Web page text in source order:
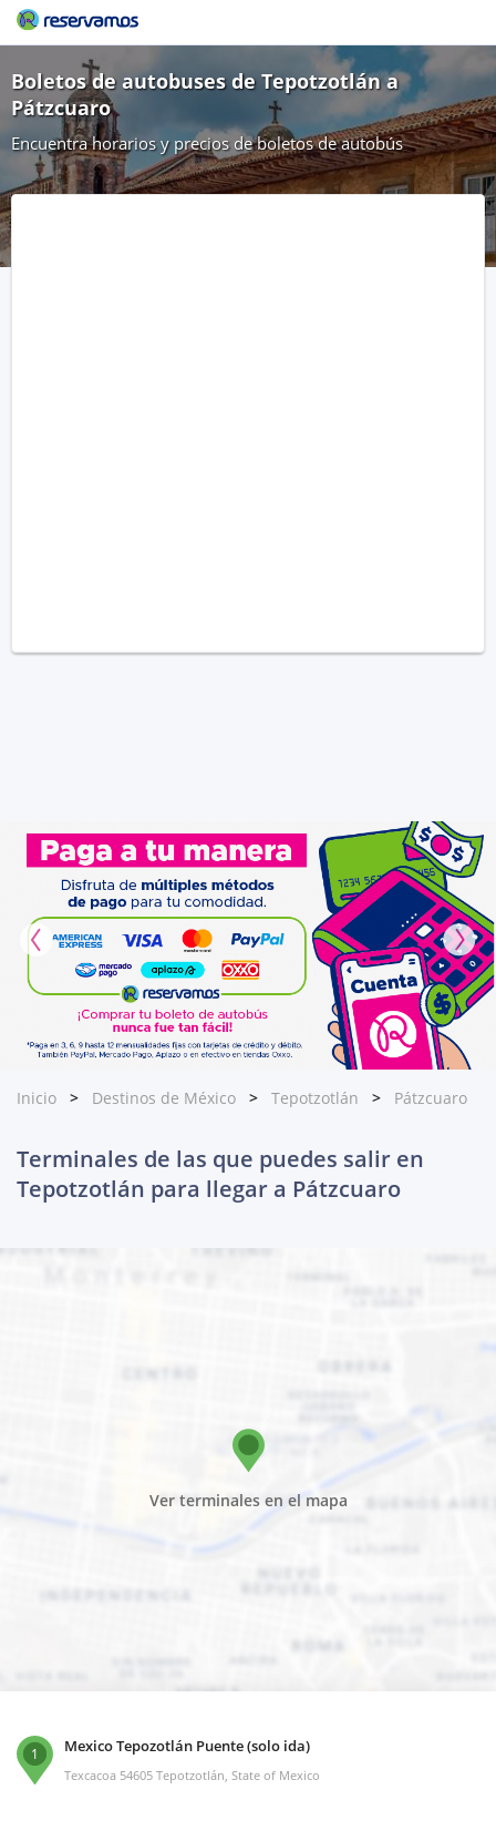
Boletos de autobuses de Tepotzotlán a
Pátzcuaro
Encuentra horarios y precios de boletos de autobús
Inicio Destinos de México Tepotzotlán Pátzcuaro
Terminales de las que puedes salir en
Tepotzotlán para llegar a Pátzcuaro
Ver terminales en el mapa
1 Mexico Tepozotlán Puente (solo ida)
Texcacoa 54605 Tepotzotlán, State of Mexico